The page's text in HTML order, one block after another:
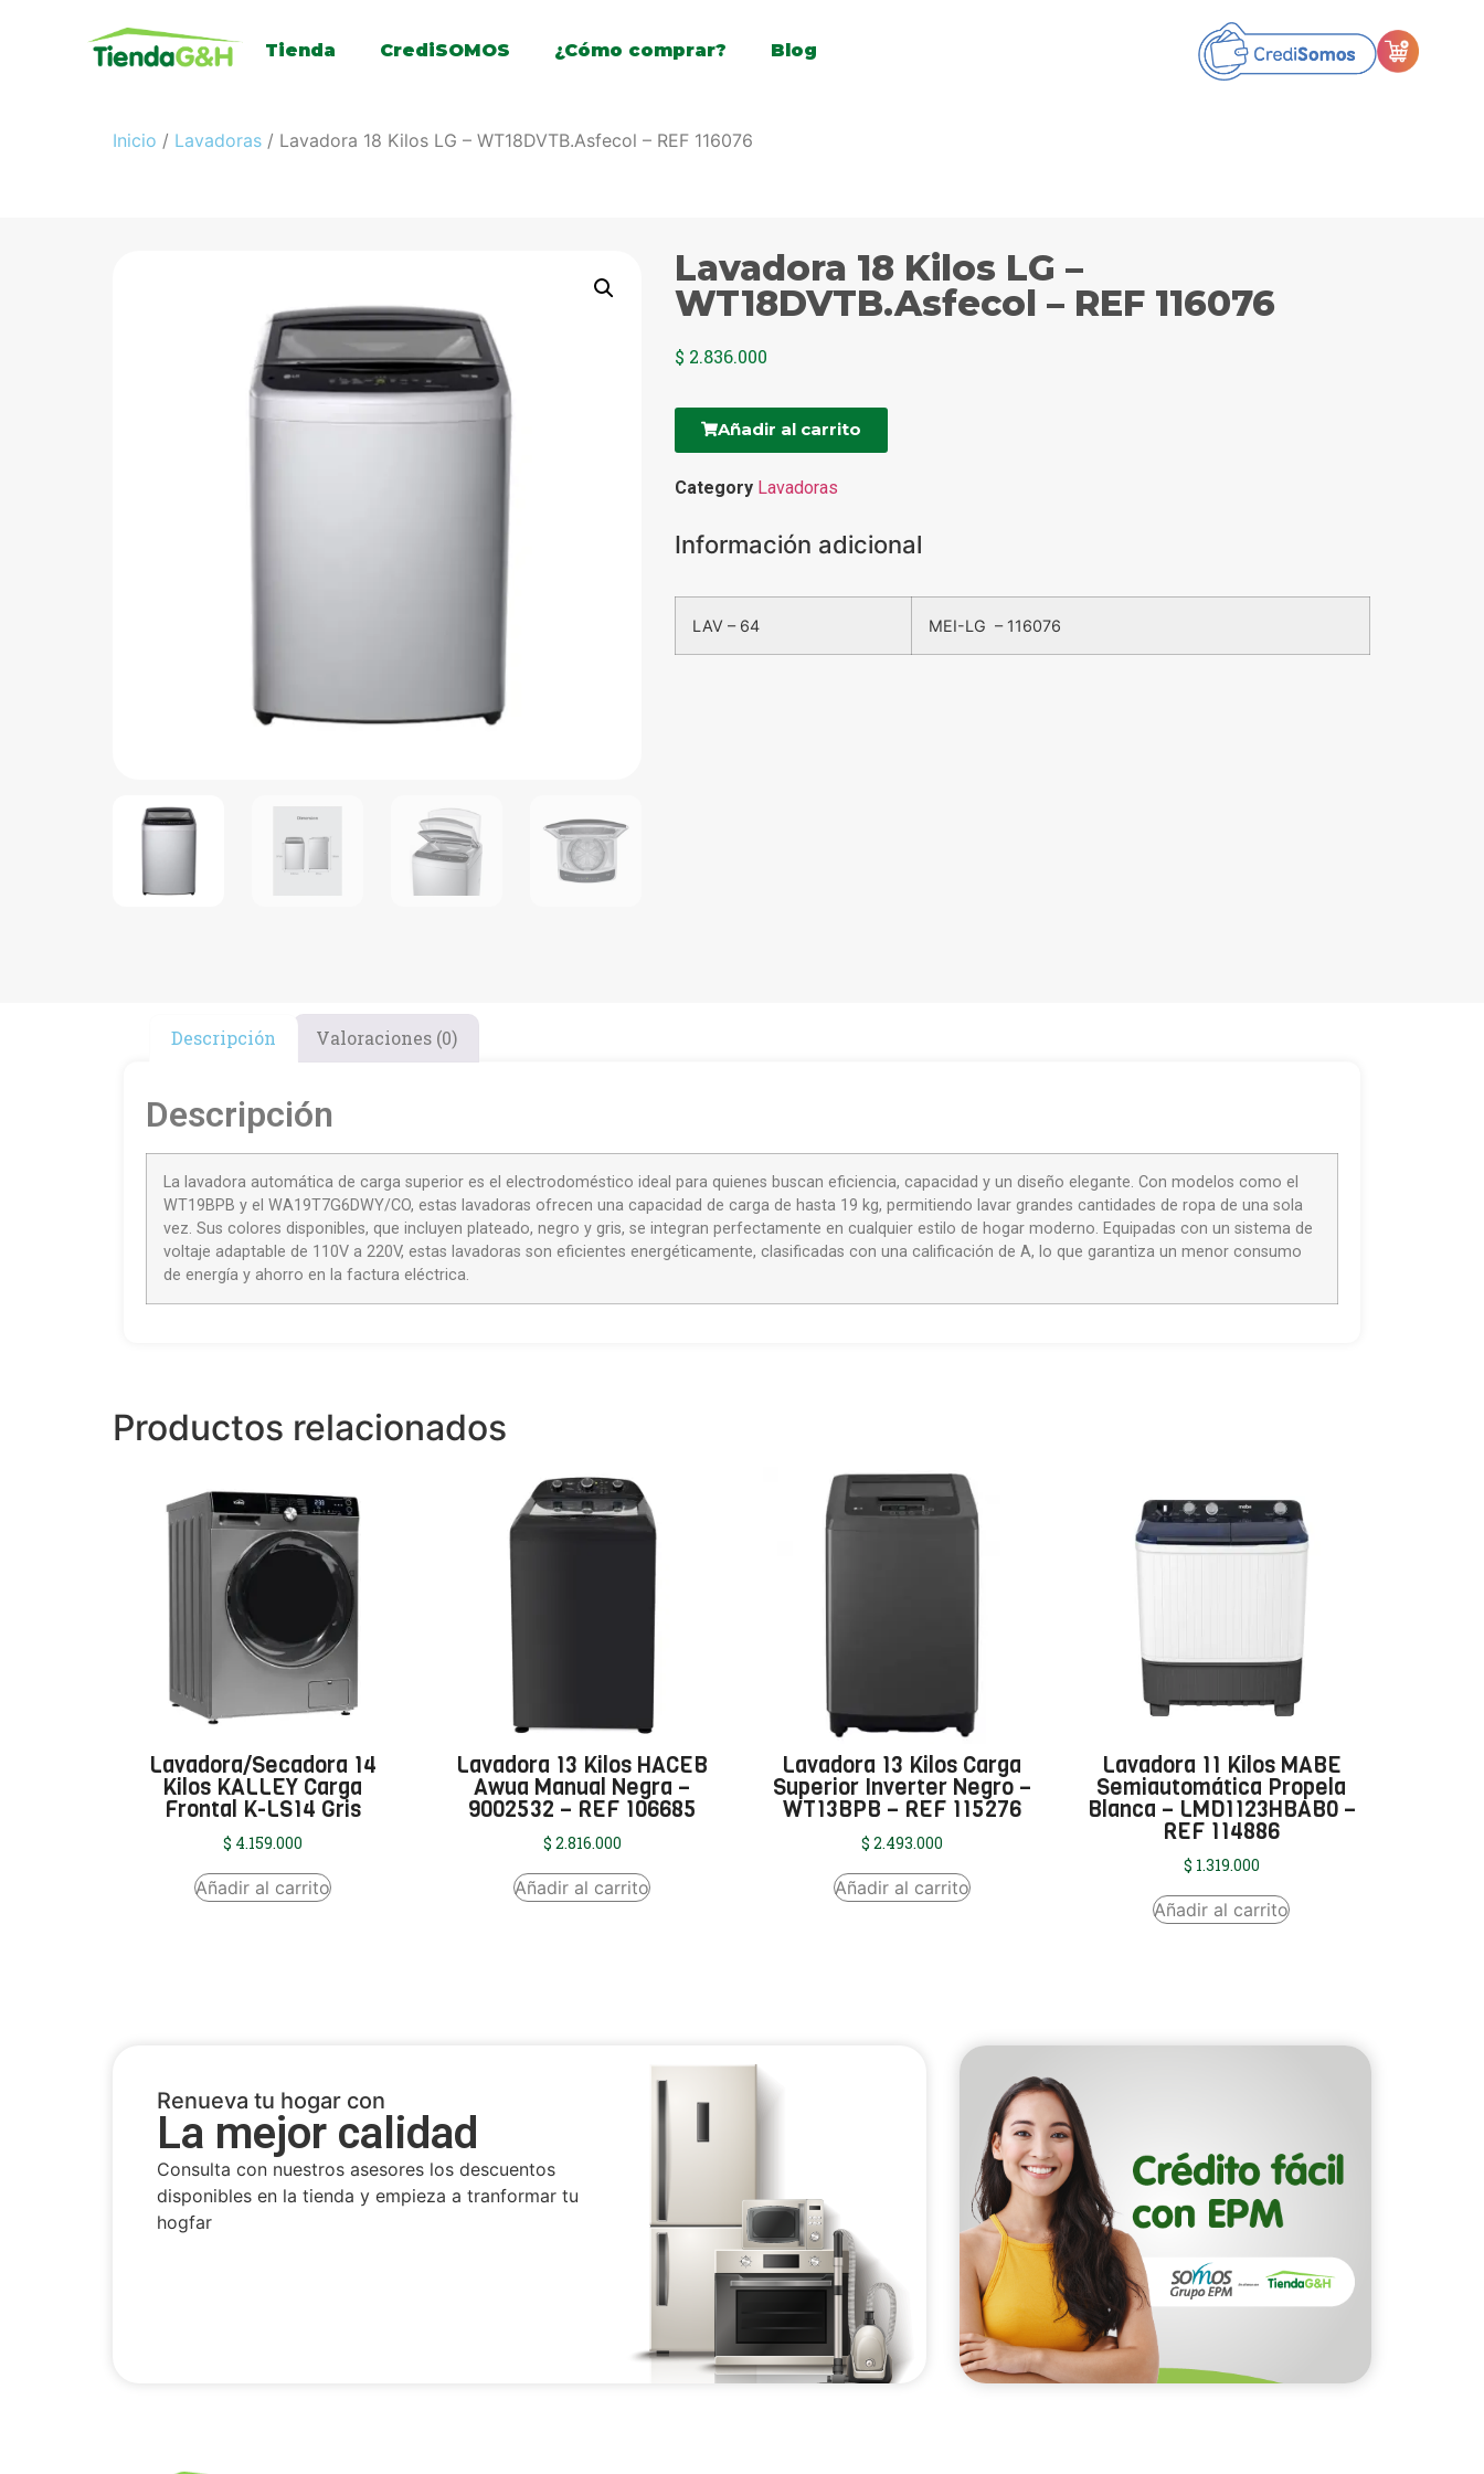
Tienda CrediSOMOS ¿Cómo comprar? Blog
Inicio / Lavadoras / Lavadora 18 Kilos LG – WT18DVTB.Asfecol – REF 116076
Lavadora 18 Kilos LG –
WT18DVTB.Asfecol – REF 116076
$ 2.836.000
Añadir al carrito
Category Lavadoras
Información adicional
LAV – 64 MEI-LG – 116076
Descripción Valoraciones (0)
Descripción
La lavadora automática de carga superior es el electrodoméstico ideal para quienes buscan eficiencia, capacidad y un diseño elegante. Con modelos como el
WT19BPB y el WA19T7G6DWY/CO, estas lavadoras ofrecen una capacidad de carga de hasta 19 kg, permitiendo lavar grandes cantidades de ropa de una sola
vez. Sus colores disponibles, que incluyen plateado, negro y gris, se integran perfectamente en cualquier estilo de hogar moderno. Equipadas con un sistema de
voltaje adaptable de 110V a 220V, estas lavadoras son eficientes energéticamente, clasificadas con una calificación de A, lo que garantiza un menor consumo
de energía y ahorro en la factura eléctrica.
Productos relacionados
Lavadora/Secadora 14
Kilos KALLEY Carga
Frontal K-LS14 Gris
$ 4.159.000
Añadir al carrito
Lavadora 13 Kilos HACEB
Awua Manual Negra –
9002532 – REF 106685
$ 2.816.000
Añadir al carrito
Lavadora 13 Kilos Carga
Superior Inverter Negro –
WT13BPB – REF 115276
$ 2.493.000
Añadir al carrito
Lavadora 11 Kilos MABE
Semiautomática Propela
Blanca – LMD1123HBAB0 –
REF 114886
$ 1.319.000
Añadir al carrito
Renueva tu hogar con
La mejor calidad
Consulta con nuestros asesores los descuentos
disponibles en la tienda y empieza a tranformar tu
hogfar